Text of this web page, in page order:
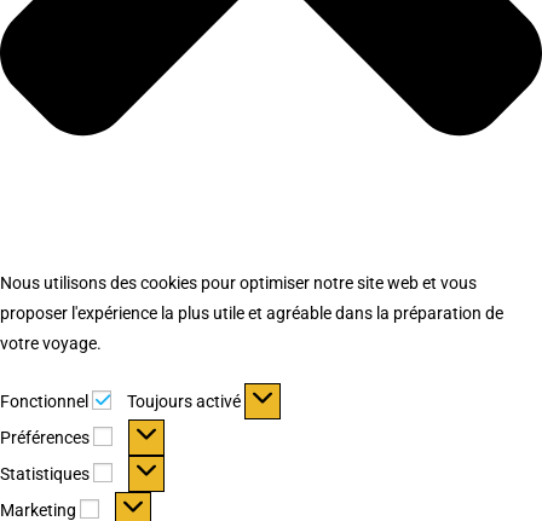
Nous utilisons des cookies pour optimiser notre site web et vous
proposer l'expérience la plus utile et agréable dans la préparation de
votre voyage.
Fonctionnel Fonctionnel
Toujours activé
Préférences
Préférences
Statistiques Statistiques
Marketing Marketing